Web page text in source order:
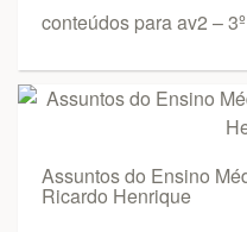
conteúdos para av2 –
Assuntos do Ensino
Ricardo Henrique